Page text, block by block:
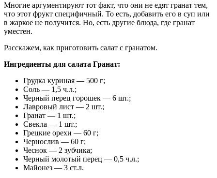
Многие аргументируют тот факт, что они не едят гранат тем,
что этот фрукт специфичный. То есть, добавить его в суп или
в жаркое не получится. Но, есть другие блюда, где гранат
уместен.
Расскажем, как приготовить салат с гранатом.
Ингредиенты для салата Гранат:
Грудка куриная — 500 г;
Соль — 1,5 ч.л.;
Черный перец горошек — 6 шт.;
Лавровый лист — 2 шт.;
Гранат — 1 шт.;
Свекла — 1 шт.;
Грецкие орехи — 60 г;
Чернослив — 60 г;
Чеснок — 2 зубчика;
Черный молотый перец — 0,5 ч.л.;
Майонез — 3 ст.л.